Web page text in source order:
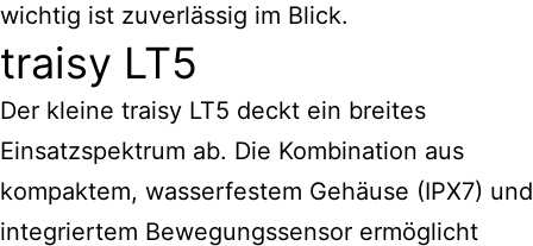
wichtig ist zuverlässig im Blick.
traisy LT5
Der kleine traisy LT5 deckt ein breites
Einsatzspektrum ab. Die Kombination aus
kompaktem, wasserfestem Gehäuse (IPX7) und
integriertem Bewegungssensor ermöglicht